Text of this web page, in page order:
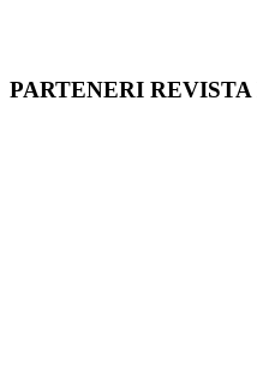
PARTENERI